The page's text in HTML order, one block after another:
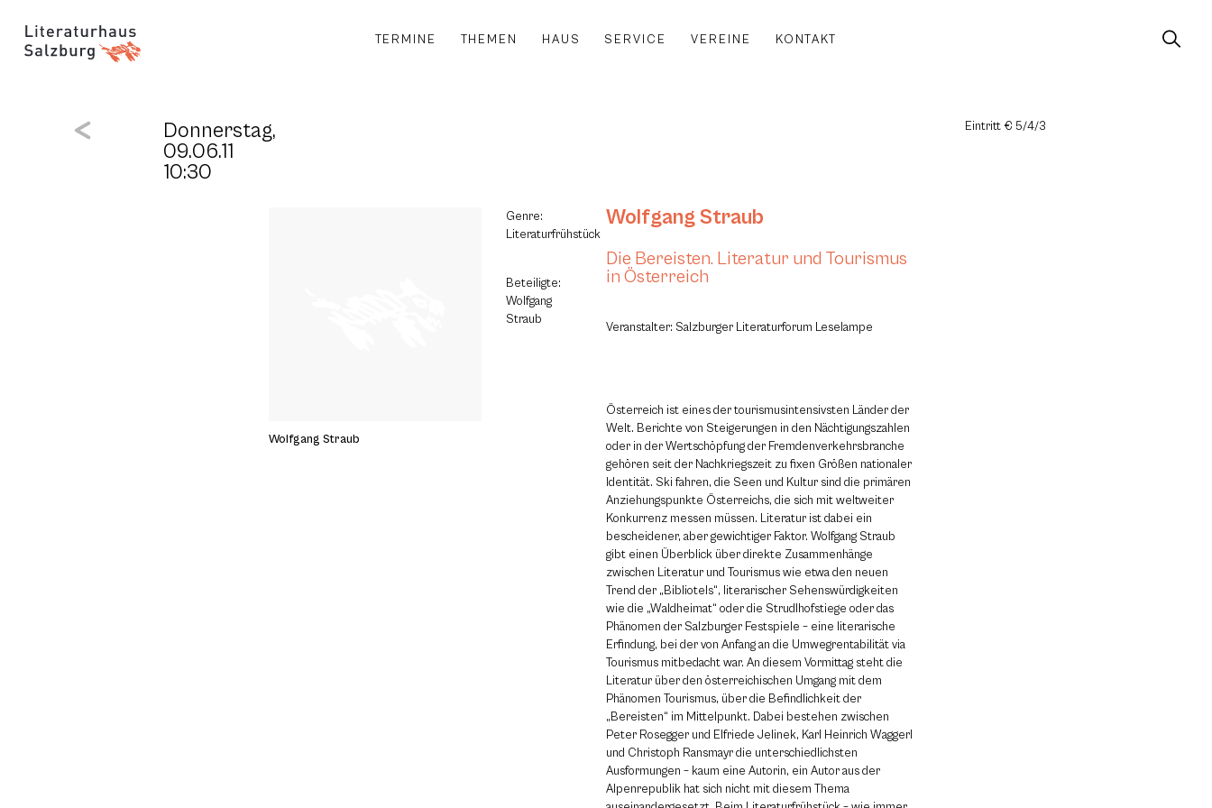
TERMINE THEMEN HAUS SERVICE VEREINE KONTAKT
Donnerstag,
09.06.11
10:30
Eintritt € 5/4/3
Wolfgang Straub
Genre:
Literaturfrühstück
Beteiligte:
Wolfgang
Straub
Wolfgang Straub
Die Bereisten. Literatur und Tourismus
in Österreich
Veranstalter: Salzburger Literaturforum Leselampe
Österreich ist eines der tourismusintensivsten Länder der
Welt. Berichte von Steigerungen in den Nächtigungszahlen
oder in der Wertschöpfung der Fremdenverkehrsbranche
gehören seit der Nachkriegszeit zu fixen Größen nationaler
Identität. Ski fahren, die Seen und Kultur sind die primären
Anziehungspunkte Österreichs, die sich mit weltweiter
Konkurrenz messen müssen. Literatur ist dabei ein
bescheidener, aber gewichtiger Faktor. Wolfgang Straub
gibt einen Überblick über direkte Zusammenhänge
zwischen Literatur und Tourismus wie etwa den neuen
Trend der „Bibliotels“, literarischer Sehenswürdigkeiten
wie die „Waldheimat“ oder die Strudlhofstiege oder das
Phänomen der Salzburger Festspiele – eine literarische
Erfindung, bei der von Anfang an die Umwegrentabilität via
Tourismus mitbedacht war. An diesem Vormittag steht die
Literatur über den österreichischen Umgang mit dem
Phänomen Tourismus, über die Befindlichkeit der
„Bereisten“ im Mittelpunkt. Dabei bestehen zwischen
Peter Rosegger und Elfriede Jelinek, Karl Heinrich Waggerl
und Christoph Ransmayr die unterschiedlichsten
Ausformungen – kaum eine Autorin, ein Autor aus der
Alpenrepublik hat sich nicht mit diesem Thema